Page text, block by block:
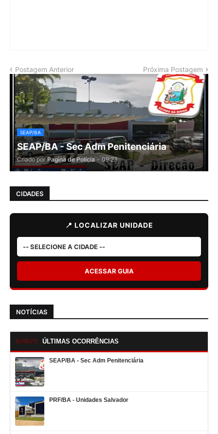
Postagem Anterior Próxima Postagem
SEAP/BA
SEAP/BA - Sec Adm Penitenciária
Criado por Pagina de Polícia - 09:23
CIDADES
📍 LOCALIZAR UNIDADE
ACESSAR GUIA
NOTÍCIAS
ÚLTIMAS OCORRÊNCIAS
SEAP/BA - Sec Adm Penitenciária
PRF/BA - Unidades Salvador